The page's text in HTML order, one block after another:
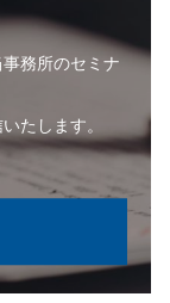
務所のセミナ
たします。